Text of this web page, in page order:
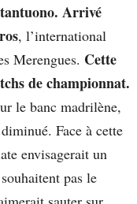
Arrivé
, l’international
Merengues. Cette
de championnat.
le banc madrilène,
Face à cette
envisagerait un
pas le